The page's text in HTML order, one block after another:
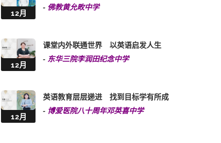
12月
- 佛教黄允畋中学
12月
课堂内外联通世界 以英语启发人生
- 东华三院李润田纪念中学
12月
英语教育层层递进 找到目标学有所成
- 博爱医院八十周年邓英喜中学